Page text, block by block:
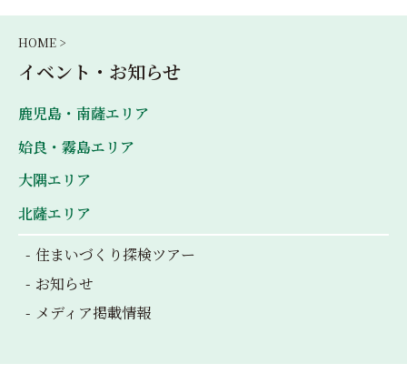
HOME >
イベント・お知らせ
鹿児島・南薩エリア
姶良・霧島エリア
大隅エリア
北薩エリア
住まいづくり探検ツアー
お知らせ
メディア掲載情報